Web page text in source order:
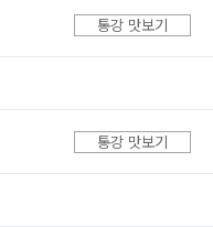
통강 맛보기
통강 맛보기